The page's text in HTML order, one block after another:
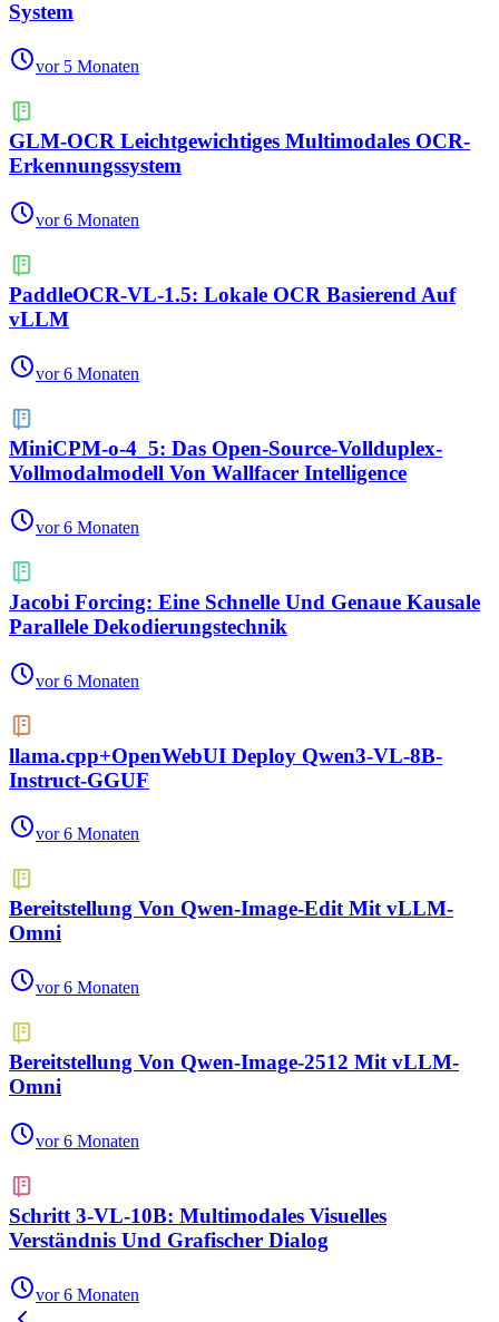
System
vor 5 Monaten
GLM-OCR Leichtgewichtiges Multimodales OCR-
Erkennungssystem
vor 6 Monaten
PaddleOCR-VL-1.5: Lokale OCR Basierend Auf
vLLM
vor 6 Monaten
MiniCPM-o-4_5: Das Open-Source-Vollduplex-
Vollmodalmodell Von Wallfacer Intelligence
vor 6 Monaten
Jacobi Forcing: Eine Schnelle Und Genaue Kausale
Parallele Dekodierungstechnik
vor 6 Monaten
llama.cpp+OpenWebUI Deploy Qwen3-VL-8B-
Instruct-GGUF
vor 6 Monaten
Bereitstellung Von Qwen-Image-Edit Mit vLLM-
Omni
vor 6 Monaten
Bereitstellung Von Qwen-Image-2512 Mit vLLM-
Omni
vor 6 Monaten
Schritt 3-VL-10B: Multimodales Visuelles
Verständnis Und Grafischer Dialog
vor 6 Monaten